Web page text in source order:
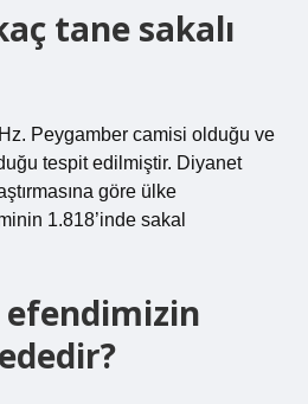
tane sakalı
Peygamber camisi olduğu ve
tespit edilmiştir. Diyanet
göre ülke
1.818’inde sakal
efendimizin